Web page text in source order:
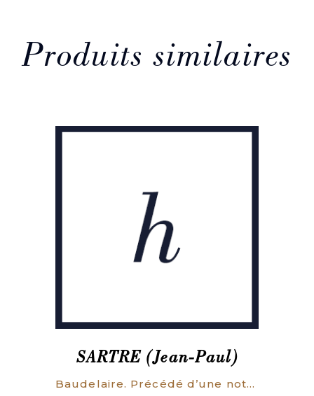
Produits similaires
SARTRE (Jean-Paul)
Baudelaire. Précédé d’une note de Michel Leiris.